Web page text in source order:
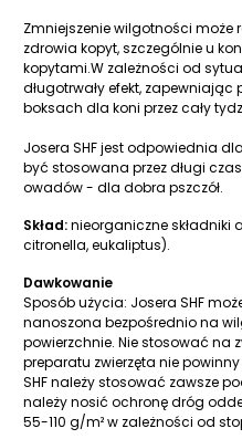
Zmniejszenie wilgotności może
zdrowia kopyt, szczególnie u
kopytami.W zależności od
długotrwały efekt,
boksach dla koni przez cały
Josera SHF jest odpowiednia
być stosowana przez długi
owadów - dla dobra pszczół.
Skład:nieorganiczne składniki
citronella, eukaliptus).
Dawkowanie
Sposób użycia: Josera SHF
nanoszona bezpośrednio na
powierzchnie. Nie stosować na
preparatu zwierzęta nie
SHF należy stosować zawsze
należy nosić ochronę dróg
55-110 g/m² w zależności od